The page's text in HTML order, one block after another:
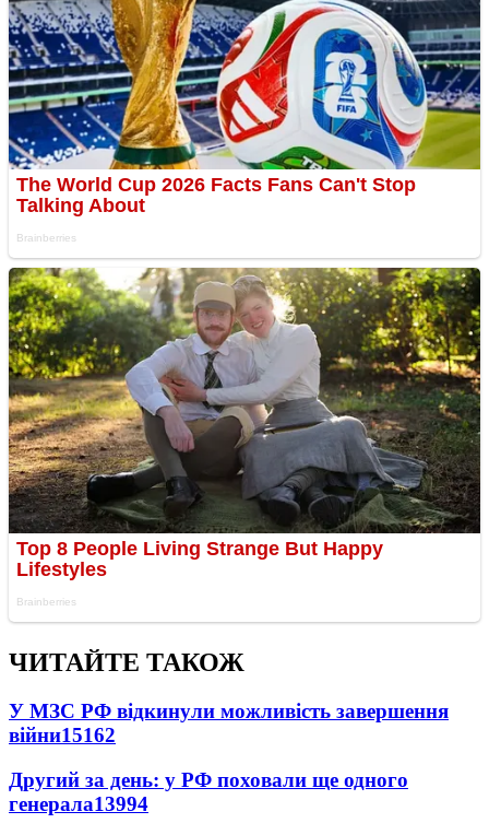
ЧИТАЙТЕ ТАКОЖ
У МЗС РФ відкинули можливість завершення
війни15162
Другий за день: у РФ поховали ще одного
генерала13994